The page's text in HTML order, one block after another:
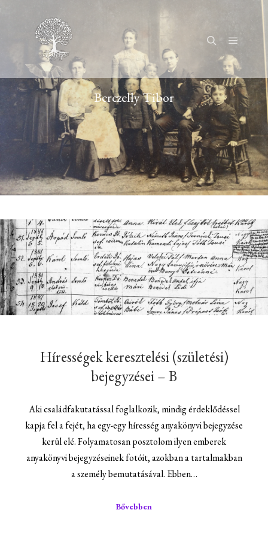
KeresésFőmenü
Berczelly Tibor
Hírességek keresztelési (születési)
bejegyzései – B
Aki családfakutatással foglalkozik, mindig érdeklődéssel
kapja fel a fejét, ha egy-egy híresség anyakönyvi bejegyzése
kerül elé. Folyamatosan posztolom ilyen emberek
anyakönyvi bejegyzéseinek fotóit, azokban a tartalmakban
a személy bemutatásával. Ebben…
Bővebben